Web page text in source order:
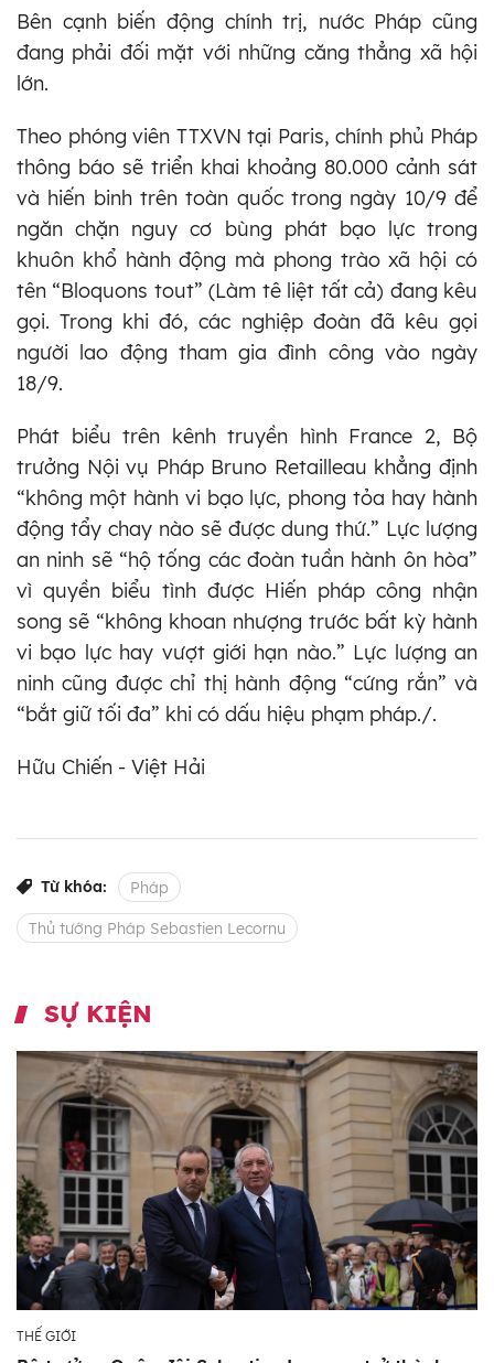
Bên cạnh biến động chính trị, nước Pháp cũng
đang phải đối mặt với những căng thẳng xã hội
lớn.
Theo phóng viên TTXVN tại Paris, chính phủ Pháp
thông báo sẽ triển khai khoảng 80.000 cảnh sát
và hiến binh trên toàn quốc trong ngày 10/9 để
ngăn chặn nguy cơ bùng phát bạo lực trong
khuôn khổ hành động mà phong trào xã hội có
tên “Bloquons tout” (Làm tê liệt tất cả) đang kêu
gọi. Trong khi đó, các nghiệp đoàn đã kêu gọi
người lao động tham gia đình công vào ngày
18/9.
Phát biểu trên kênh truyền hình France 2, Bộ
trưởng Nội vụ Pháp Bruno Retailleau khẳng định
“không một hành vi bạo lực, phong tỏa hay hành
động tẩy chay nào sẽ được dung thứ.” Lực lượng
an ninh sẽ “hộ tống các đoàn tuần hành ôn hòa”
vì quyền biểu tình được Hiến pháp công nhận
song sẽ “không khoan nhượng trước bất kỳ hành
vi bạo lực hay vượt giới hạn nào.” Lực lượng an
ninh cũng được chỉ thị hành động “cứng rắn” và
“bắt giữ tối đa” khi có dấu hiệu phạm pháp./.
Hữu Chiến - Việt Hải
Từ khóa: Pháp
Thủ tướng Pháp Sebastien Lecornu
SỰ KIỆN
THẾ GIỚI